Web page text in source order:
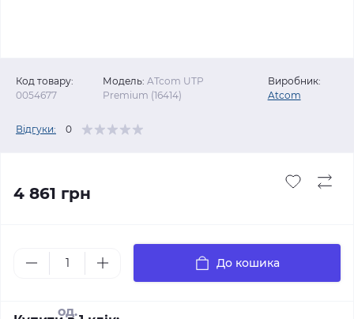
Код товару:
0054677
Модель: ATcom UTP
Premium (16414)
Виробник:
Atcom
Відгуки: 0
4 861 грн
од.
До кошика